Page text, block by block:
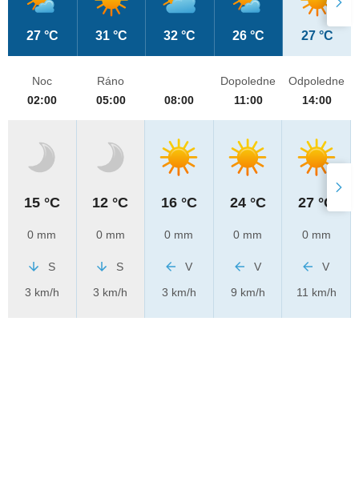
27 °C 31 °C 32 °C 26 °C 27 °C
Noc
02:00
15 °C
0 mm
S
3 km/h
Ráno
05:00
12 °C
0 mm
S
3 km/h
08:00
16 °C
0 mm
V
3 km/h
Dopoledne
11:00
24 °C
0 mm
V
9 km/h
Odpoledne
14:00
27 °C
0 mm
V
11 km/h